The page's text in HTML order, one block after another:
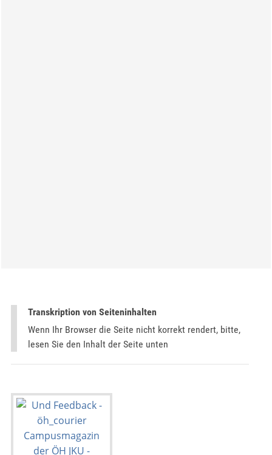
Transkription von Seiteninhalten
Wenn Ihr Browser die Seite nicht korrekt rendert, bitte,
lesen Sie den Inhalt der Seite unten